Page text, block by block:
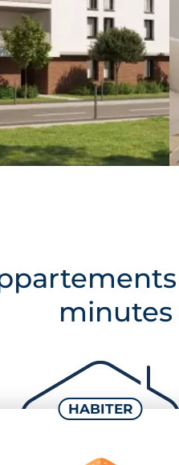
minutes